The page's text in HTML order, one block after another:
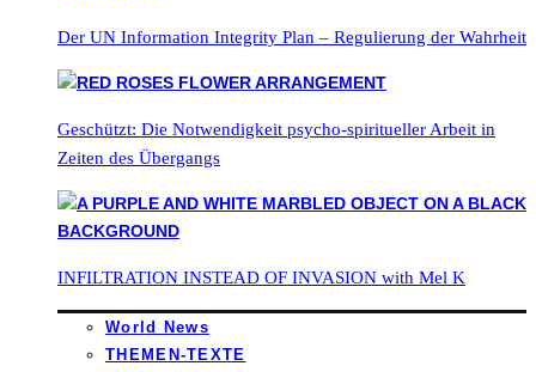
Der UN Information Integrity Plan – Regulierung der Wahrheit
Geschützt: Die Notwendigkeit psycho-spiritueller Arbeit in
Zeiten des Übergangs
INFILTRATION INSTEAD OF INVASION with Mel K
World News
THEMEN-TEXTE